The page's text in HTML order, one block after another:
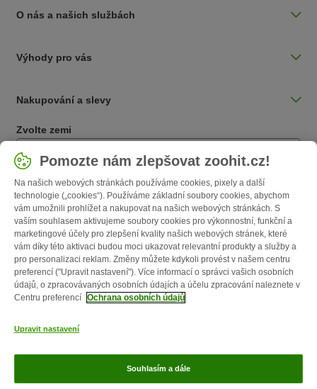
O nás a našich službách
Výhody pro vás
Nakupování a slevy
Zvolte zemi
Česká / CZ
Follow zooplus
O nás Kariéra
Poštovné a dodací termín
Způsoby platby Affiliate program
Ochrana
Pomozte nám zlepšovat zoohit.cz!
Na našich webových stránkách používáme cookies, pixely a další
technologie („cookies“). Používáme základní soubory cookies, abychom
vám umožnili prohlížet a nakupovat na našich webových stránkách. S
vaším souhlasem aktivujeme soubory cookies pro výkonnostní, funkční a
marketingové účely pro zlepšení kvality našich webových stránek, které
vám díky této aktivaci budou moci ukazovat relevantní produkty a služby a
pro personalizaci reklam. Změny můžete kdykoli provést v našem centru
preferencí ("Upravit nastavení"). Více informací o správci vašich osobních
údajů, o zpracovávaných osobních údajích a účelu zpracování naleznete v
Centru preferencí Ochrana osobních údajů
Upravit nastavení
Souhlasím a dále